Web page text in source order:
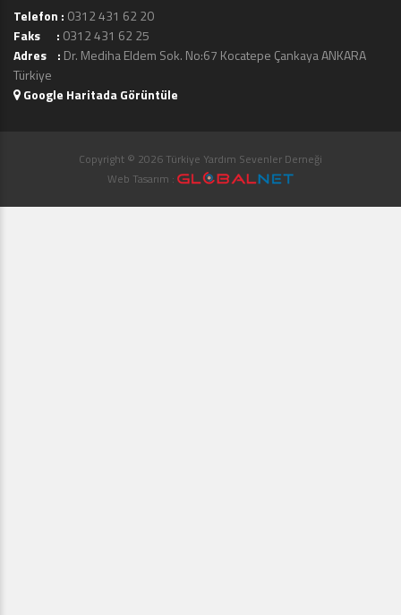
Telefon : 0312 431 62 20
Faks : 0312 431 62 25
Adres : Dr. Mediha Eldem Sok. No:67 Kocatepe Çankaya ANKARA
Türkiye
Google Haritada Görüntüle
Copyright © 2026 Türkiye Yardım Sevenler Derneği
Web Tasarım :